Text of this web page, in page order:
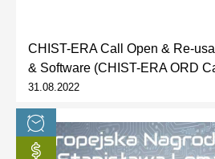
CHIST-ERA Call Open & Re-
& Software (CHIST-ERA ORD
31.08.2022